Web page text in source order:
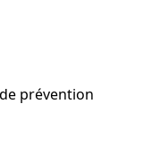
prévention